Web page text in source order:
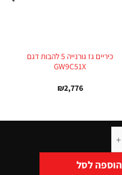
כיריים גז גורנייה 5 להבות דגם
GW9C51X
₪2,776
הוספה לסל